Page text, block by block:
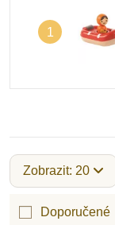
1
Zobrazit: 20
Doporučené